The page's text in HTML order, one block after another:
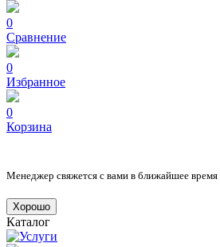
0
Сравнение
0
Избранное
0
Корзина
Менеджер свяжется с вами в ближайшее время
Хорошо
Каталог